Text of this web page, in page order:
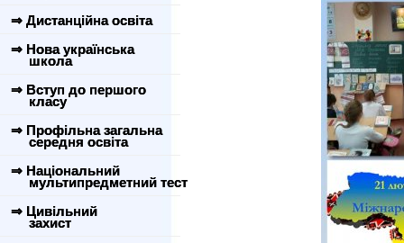
⇒ Дистанційна освіта
⇒ Нова українська
школа
⇒ Вступ до першого
класу
⇒ Профільна загальна
середня освіта
⇒ Національний
мультипредметний тест
⇒ Цивільний
захист